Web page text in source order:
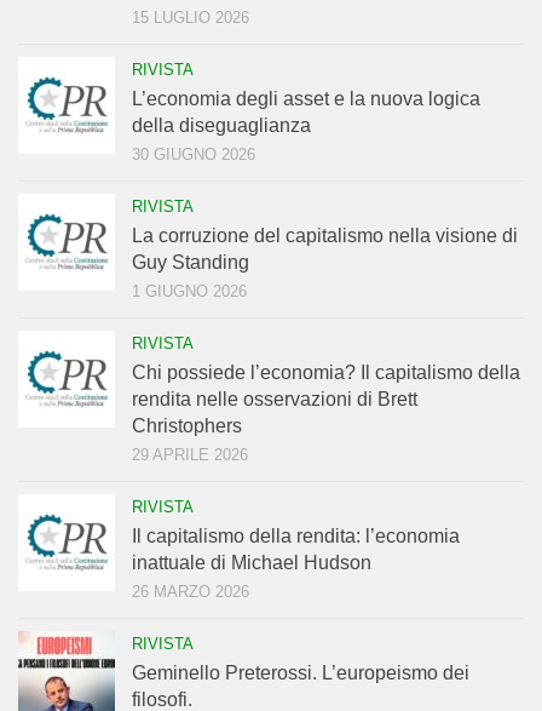
15 LUGLIO 2026
RIVISTA
L’economia degli asset e la nuova logica
della diseguaglianza
30 GIUGNO 2026
RIVISTA
La corruzione del capitalismo nella visione di
Guy Standing
1 GIUGNO 2026
RIVISTA
Chi possiede l’economia? Il capitalismo della
rendita nelle osservazioni di Brett
Christophers
29 APRILE 2026
RIVISTA
Il capitalismo della rendita: l’economia
inattuale di Michael Hudson
26 MARZO 2026
RIVISTA
Geminello Preterossi. L’europeismo dei
filosofi.